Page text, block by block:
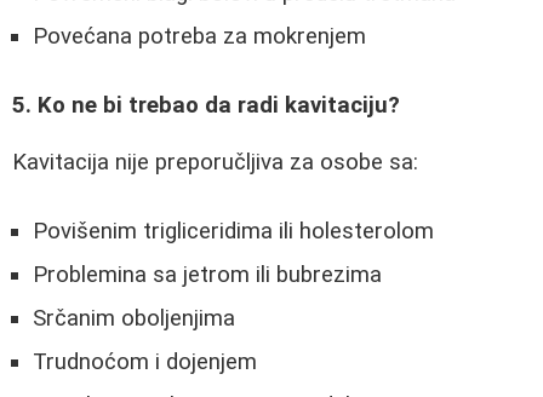
Povećana potreba za mokrenjem
5. Ko ne bi trebao da radi kavitaciju?
Kavitacija nije preporučljiva za osobe sa:
Povišenim trigliceridima ili holesterolom
Problemina sa jetrom ili bubrezima
Srčanim oboljenjima
Trudnoćom i dojenjem